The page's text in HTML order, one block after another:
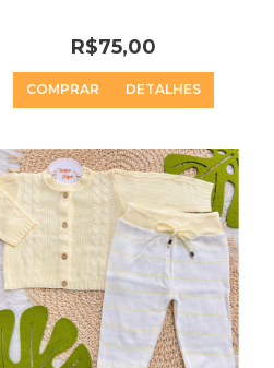
R$75,00
COMPRAR DETALHES